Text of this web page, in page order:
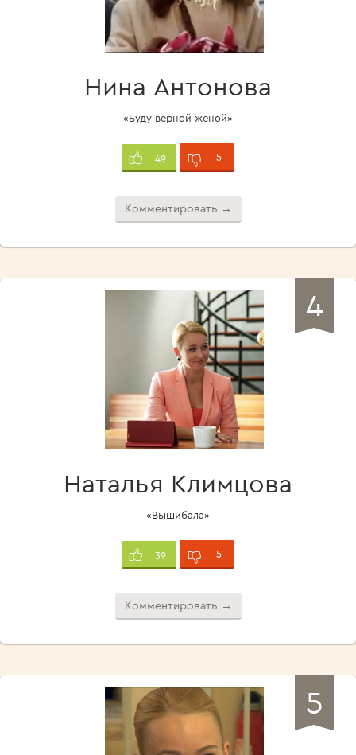
Нина Антонова
«Буду верной женой»
49 5
Комментировать →
4
Наталья Климцова
«Вышибала»
39 5
Комментировать →
5